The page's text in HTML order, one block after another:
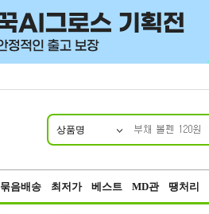
상품명
묶음배송 최저가 베스트 MD관 땡처리